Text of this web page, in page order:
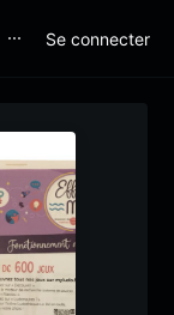
⋯ Se connecter